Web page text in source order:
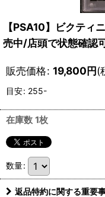
【PSA10】ビクテ
売中/店頭で状態確認
販売価格: 19,800円(
目安: 255-
在庫数 1枚
数量:
返品特約に関する重要